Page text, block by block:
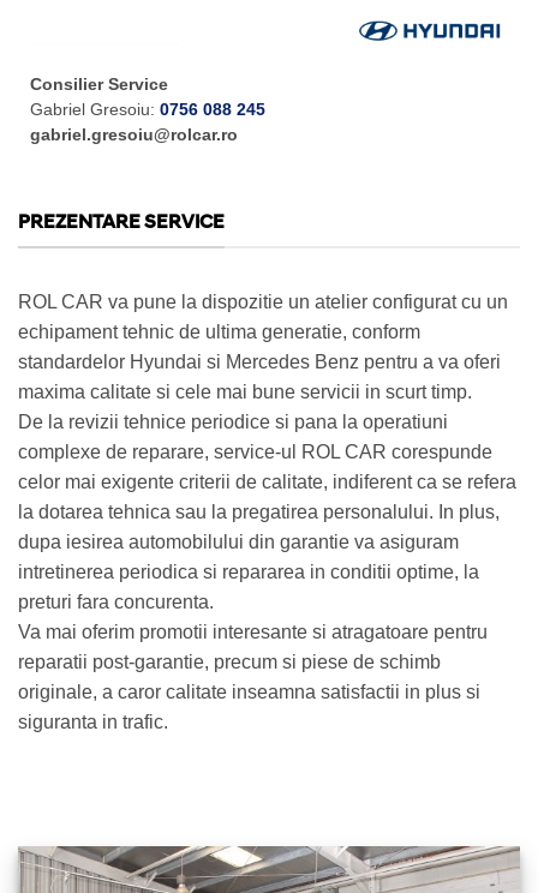
Consilier Service
Gabriel Gresoiu: 0756 088 245
gabriel.gresoiu@rolcar.ro
PREZENTARE SERVICE
ROL CAR va pune la dispozitie un atelier configurat cu un
echipament tehnic de ultima generatie, conform
standardelor Hyundai si Mercedes Benz pentru a va oferi
maxima calitate si cele mai bune servicii in scurt timp.
De la revizii tehnice periodice si pana la operatiuni
complexe de reparare, service-ul ROL CAR corespunde
celor mai exigente criterii de calitate, indiferent ca se refera
la dotarea tehnica sau la pregatirea personalului. In plus,
dupa iesirea automobilului din garantie va asiguram
intretinerea periodica si repararea in conditii optime, la
preturi fara concurenta.
Va mai oferim promotii interesante si atragatoare pentru
reparatii post-garantie, precum si piese de schimb
originale, a caror calitate inseamna satisfactii in plus si
siguranta in trafic.